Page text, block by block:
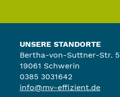
UNSERE STANDORTE
Bertha-von-Suttner-Str. 5
19061 Schwerin
0385 3031642
info@mv-effizient.de